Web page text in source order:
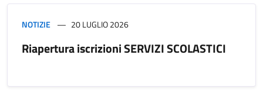
NOTIZIE 20 LUGLIO 2026
Riapertura iscrizioni SERVIZI SCOLASTICI